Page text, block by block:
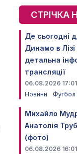
СТРІЧКА
Де сьогодні
Динамо в
детальна
трансляції
06.08.2026 17:01
Новини
Футбол
Михайло
Анатолія
(фото)
06.08.2026 16:01